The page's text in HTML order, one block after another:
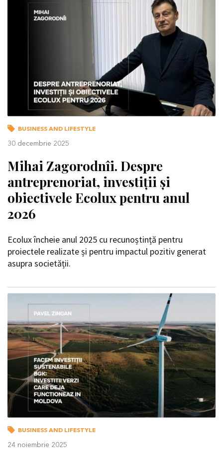
BUSINESS AND LIFESTYLE
30 decembrie 2025
Mihai Zagorodnîi. Despre
antreprenoriat, investiții și
obiectivele Ecolux pentru anul
2026
Ecolux încheie anul 2025 cu recunoștință pentru
proiectele realizate și pentru impactul pozitiv generat
asupra societății.
BUSINESS AND LIFESTYLE
24 noiembrie 2025